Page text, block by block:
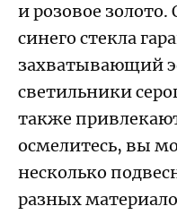
и розовое
синего стекла
захватывающий
светильники
также
осмелитесь, вы
несколько
разных